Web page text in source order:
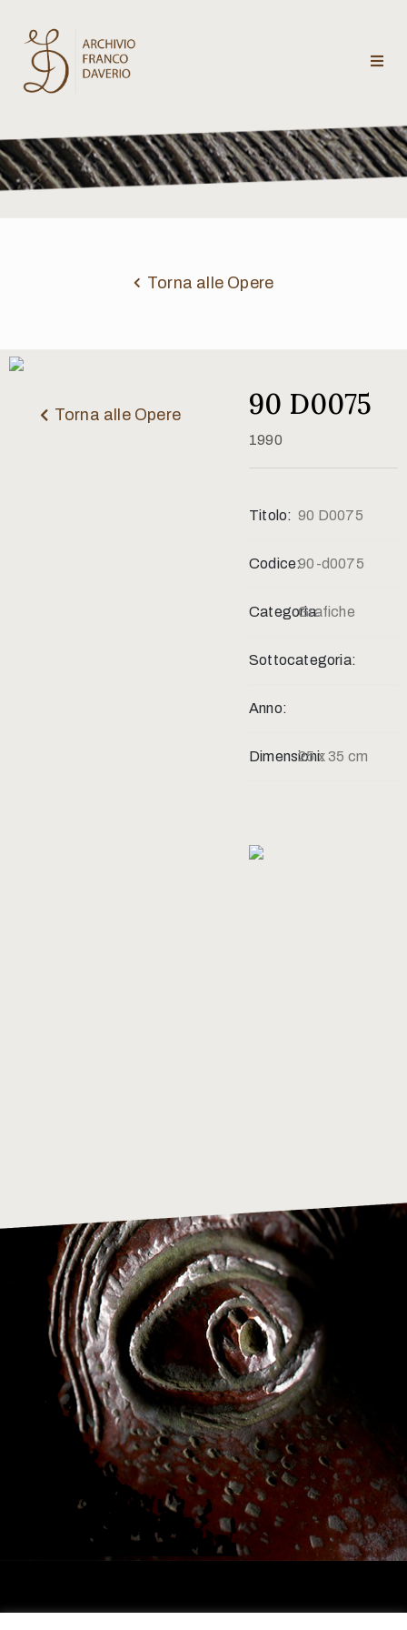
Archivio
Franco
Daverio
critici
Contatti
Torna alle Opere
Torna alle Opere 90 D0075
1990
Titolo: 90 D0075
Codice:90-d0075
Categoria:Grafiche
Sottocategoria:
Anno:
Dimensioni:25 x 35 cm